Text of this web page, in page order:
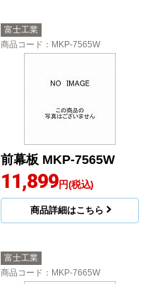
富士工業
商品コード ：MKP-7565W
前幕板 MKP-7565W
11,899円(税込)
商品詳細はこちら
富士工業
商品コード ：MKP-7665W